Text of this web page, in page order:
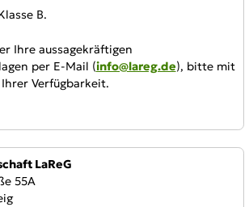
B.
Ihre aussagekräftigen
per E-Mail (info@lareg.de), bitte mit
Verfügbarkeit.
LaReG
55A